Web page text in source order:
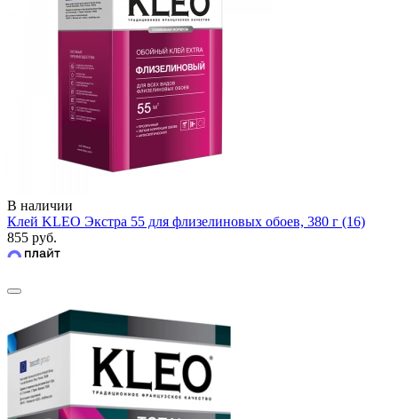
В наличии
Клей KLEO Экстра 55 для флизелиновых обоев, 380 г (16)
855 руб.